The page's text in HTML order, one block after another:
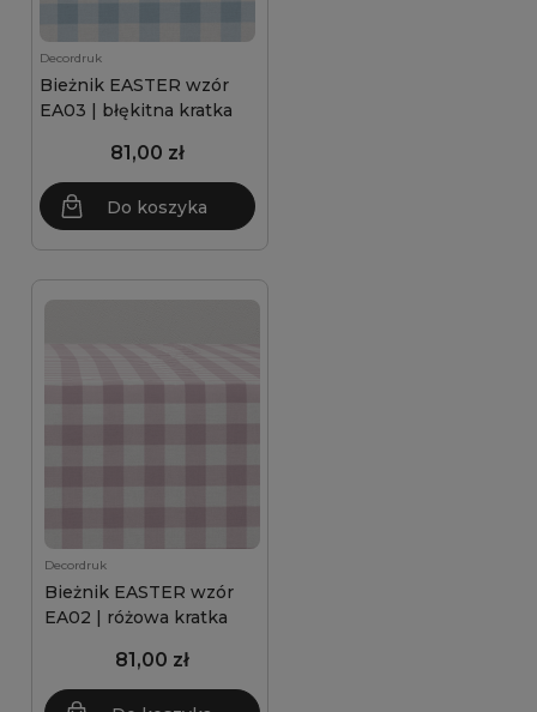
Decordruk
Bieżnik EASTER wzór
EA03 | błękitna kratka
81,00 zł
Do koszyka
Decordruk
Bieżnik EASTER wzór
EA02 | różowa kratka
81,00 zł